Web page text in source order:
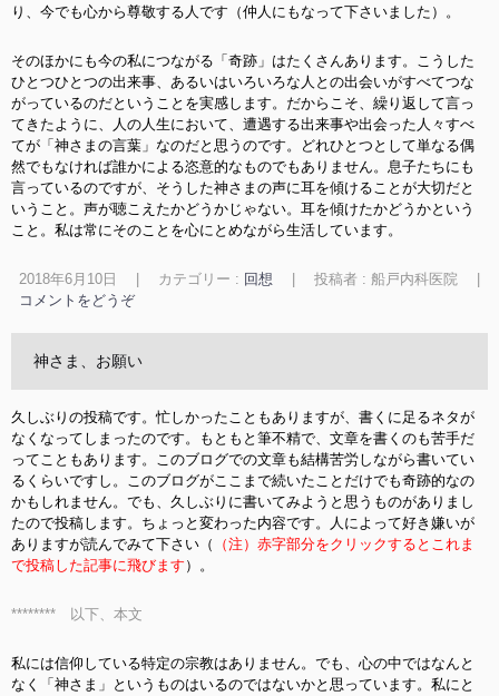
り、今でも心から尊敬する人です（仲人にもなって下さいました）。
そのほかにも今の私につながる「奇跡」はたくさんあります。こうした
ひとつひとつの出来事、あるいはいろいろな人との出会いがすべてつな
がっているのだということを実感します。だからこそ、繰り返して言っ
てきたように、人の人生において、遭遇する出来事や出会った人々すべ
てが「神さまの言葉」なのだと思うのです。どれひとつとして単なる偶
然でもなければ誰かによる恣意的なものでもありません。息子たちにも
言っているのですが、そうした神さまの声に耳を傾けることが大切だと
いうこと。声が聴こえたかどうかじゃない。耳を傾けたかどうかという
こと。私は常にそのことを心にとめながら生活しています。
2018年6月10日 カテゴリー : 回想 投稿者 : 船戸内科医院
コメントをどうぞ
神さま、お願い
久しぶりの投稿です。忙しかったこともありますが、書くに足るネタが
なくなってしまったのです。もともと筆不精で、文章を書くのも苦手だ
ってこともあります。このブログでの文章も結構苦労しながら書いてい
るくらいですし。このブログがここまで続いたことだけでも奇跡的なの
かもしれません。でも、久しぶりに書いてみようと思うものがありまし
たので投稿します。ちょっと変わった内容です。人によって好き嫌いが
ありますが読んでみて下さい（
（注）赤字部分をクリックするとこれま
で投稿した記事に飛びます ）。
******** 以下、本文
私には信仰している特定の宗教はありません。でも、心の中ではなんと
なく「神さま」というものはいるのではないかと思っています。私にと